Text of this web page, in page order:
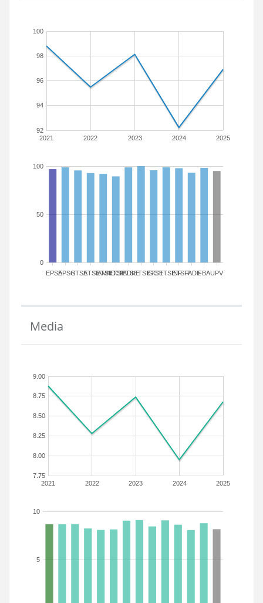
2021 2022 2023 2024 2025
92
94
96
98
100
EPSAEPSGETSAETSIAMN
ETSICCP
ETSIADI
ETSIEETSIGCT
ETSIIETSINFETSITFADEFBAUPV
0
50
100
Media
2021 2022 2023 2024 2025
7.75
8.00
8.25
8.50
8.75
9.00
5
10